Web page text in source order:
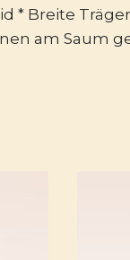
* Breite
am Saum